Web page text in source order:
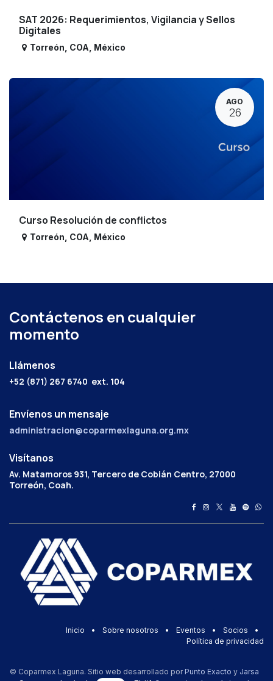
SAT 2026: Requerimientos, Vigilancia y Sellos
Digitales
Torreón COA México
AGO
26
Curso Resolución de conflictos
Torreón COA México
Contáctenos en cualquier
momento
Llámenos
+52 (871) 267 6740 ext. 104
Envíenos un mensaje
administracion@coparmexlaguna.org.mx
Visítanos
Av. Matamoros 931, Tercero de Cobián Centro, 27000
Torreón, Coah.
Inicio • Sobre nosotros • Eventos • Socios
•
Política de privacidad
© Coparmex Laguna. Sitio web desarrollado por Punto Exacto y Jarsa